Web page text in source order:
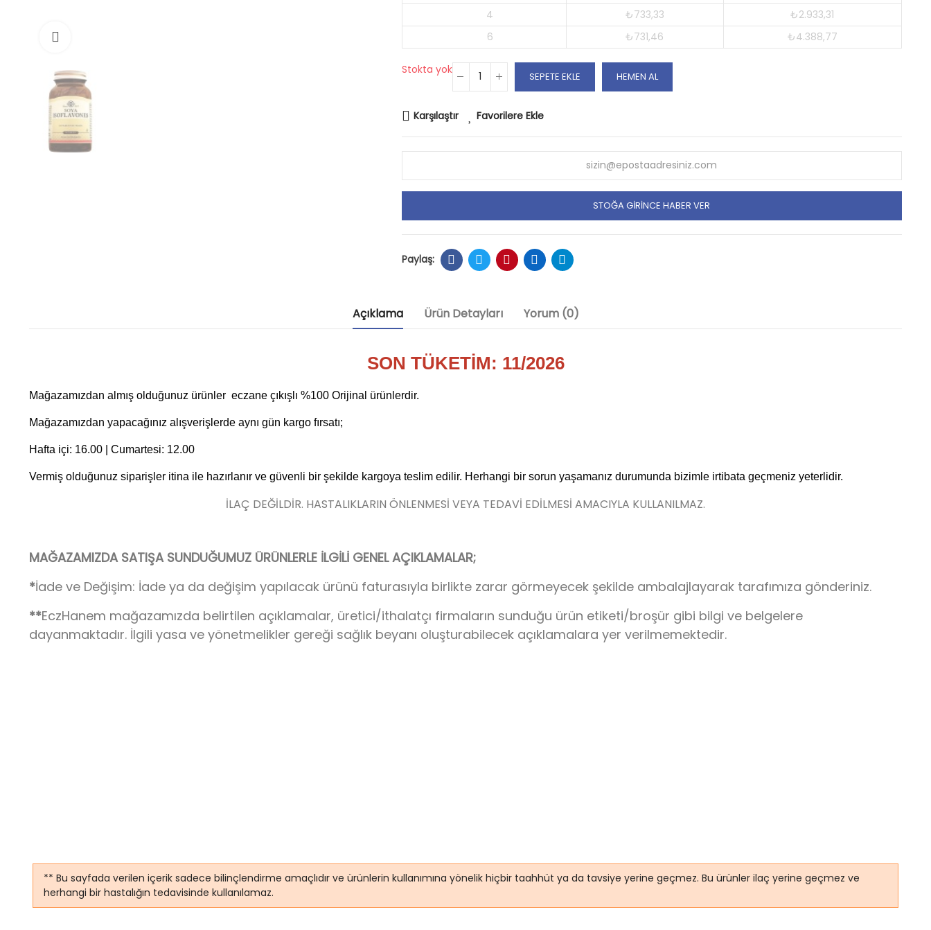
4
₺733,33
₺2.933,31
6
₺731,46 ₺4.388,77
Stokta yok
SEPETE EKLE HEMEN AL
Karşılaştır Favorilere Ekle
STOĞA GIRINCE HABER VER
Açıklama Ürün Detayları Yorum (0)
SON TÜKETİM: 11/2026
Mağazamızdan almış olduğunuz ürünler eczane çıkışlı %100 Orijinal ürünlerdir.
Mağazamızdan yapacağınız alışverişlerde aynı gün kargo fırsatı;
Hafta içi: 16.00 | Cumartesi: 12.00
Vermiş olduğunuz siparişler itina ile hazırlanır ve güvenli bir şekilde kargoya teslim edilir. Herhangi bir sorun yaşamanız durumunda bizimle irtibata geçmeniz yeterlidir.
İLAÇ DEĞİLDİR. HASTALIKLARIN ÖNLENMESİ VEYA TEDAVİ EDİLMESİ AMACIYLA KULLANILMAZ.
MAĞAZAMIZDA SATIŞA SUNDUĞUMUZ ÜRÜNLERLE İLGİLİ GENEL AÇIKLAMALAR;
*İade ve Değişim: İade ya da değişim yapılacak ürünü faturasıyla birlikte zarar görmeyecek şekilde ambalajlayarak tarafımıza gönderiniz.
**EczHanem mağazamızda belirtilen açıklamalar, üretici/ithalatçı firmaların sunduğu ürün etiketi/broşür gibi bilgi ve belgelere
dayanmaktadır. İlgili yasa ve yönetmelikler gereği sağlık beyanı oluşturabilecek açıklamalara yer verilmemektedir.
** Bu sayfada verilen içerik sadece bilinçlendirme amaçlıdır ve ürünlerin kullanımına yönelik hiçbir taahhüt ya da tavsiye yerine geçmez. Bu ürünler ilaç yerine geçmez ve
herhangi bir hastalığın tedavisinde kullanılamaz.